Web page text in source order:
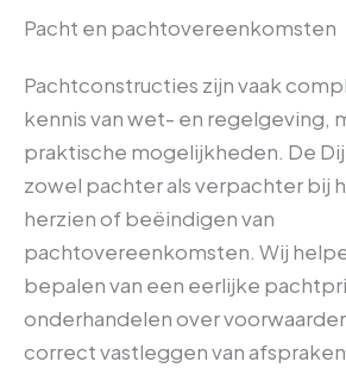
Pacht en pachtovereenkomsten
Pachtconstructies zijn vaak
kennis van wet- en regelgeving,
praktische mogelijkheden. De
zowel pachter als verpachter bij
herzien of beëindigen van
pachtovereenkomsten. Wij
bepalen van een eerlijke
onderhandelen over
correct vastleggen van